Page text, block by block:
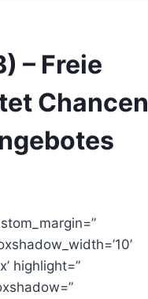
– Freie
Chancen
highlight=”